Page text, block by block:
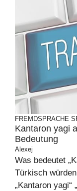
FREMDSPRACHE
Kantaron yagi
Bedeutung
Alexej
Was bedeutet
Türkisch
„Kantaron yagi“